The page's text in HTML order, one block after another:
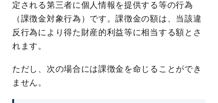
定される第三者に個人情報を提供する等の行為
（課徴金対象行為）です。課徴金の額は、当該違
反行為により得た財産的利益等に相当する額とさ
れます。
ただし、次の場合には課徴金を命じることができ
ません。